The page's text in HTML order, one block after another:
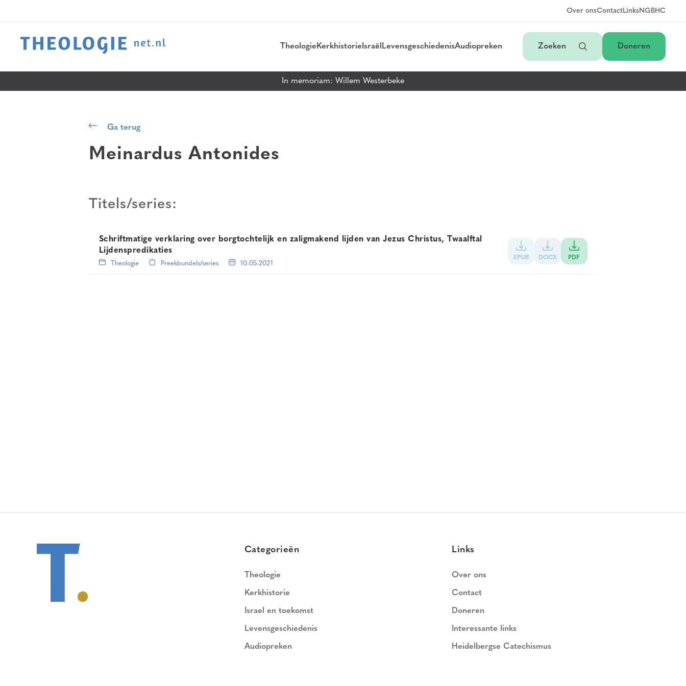
Over onsContactLinksNGBHC
Theologie Kerkhistorie Israël LevensgeschiedenisAudiopreken Zoeken Doneren
In memoriam: Willem Westerbeke
Ga terug
Meinardus Antonides
Titels/series:
Schriftmatige verklaring over borgtochtelijk en zaligmakend lijden van Jezus Christus, Twaalftal
Lijdenspredikaties
Theologie Preekbundels/series 10-05-2021
EPUB DOCX PDF
Categorieën
Theologie
Kerkhistorie
Israel en toekomst
Levensgeschiedenis
Audiopreken
Links
Over ons
Contact
Doneren
Interessante links
Heidelbergse Catechismus